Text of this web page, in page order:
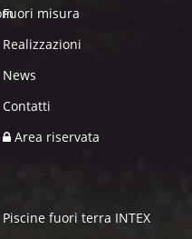
Fuori misura
Realizzazioni
News
Contatti
Area riservata
Piscine fuori terra INTEX